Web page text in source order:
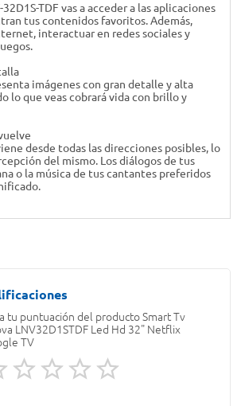
TDF vas a acceder a las aplicaciones
tus contenidos favoritos. Además,
interactuar en redes sociales y
imágenes con gran detalle y alta
lo que veas cobrará vida con brillo y
desde todas las direcciones posibles, lo
del mismo. Los diálogos de tus
o la música de tus cantantes preferidos
tu puntuación del producto Smart Tv
LNV32D1STDF Led Hd 32" Netflix
TV